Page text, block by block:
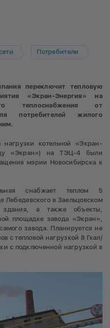
Потребители
переключит тепловую
«Экран-Энергия» на
теплоснабжения от
потребителей жилого
котельной «Экран-
«Экран») на ТЭЦ-4 были
мэрии Новосибирска к
снабжает теплом 5
Лебедевского в Заельцовском
а также объекты,
площадке завода «Экран»,
завода. Планируется не
с тепловой нагрузкой 8 Гкал/
с подключенной нагрузкой в